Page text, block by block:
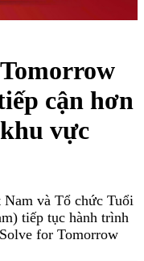
cận hơn
vực
Nam và Tổ chức Tuổi
tiếp tục hành trình
for Tomorrow